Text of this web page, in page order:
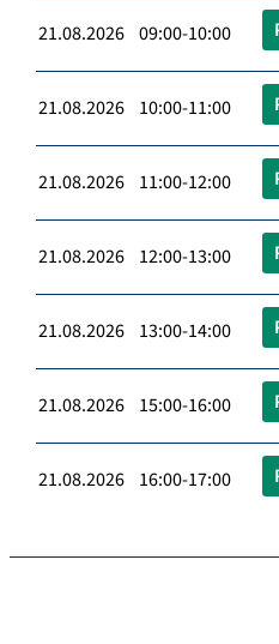
21.08.2026 09:00-10:00
21.08.2026 10:00-11:00
21.08.2026 11:00-12:00
21.08.2026 12:00-13:00
21.08.2026 13:00-14:00
21.08.2026 15:00-16:00
21.08.2026 16:00-17:00